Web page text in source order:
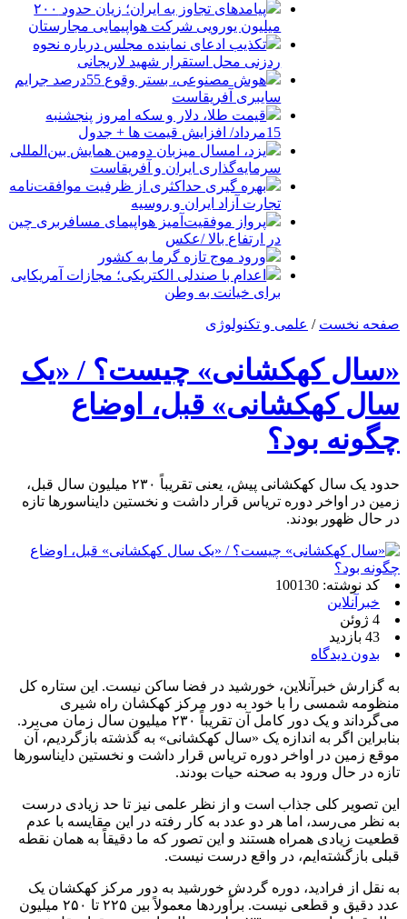
پیامدهای تجاوز به ایران؛ زیان حدود ۲۰۰
میلیون یورویی شرکت هواپیمایی مجارستان
تکذیب ادعای نماینده مجلس درباره نحوه
ردزنی محل استقرار شهید لاریجانی
هوش مصنوعی، بستر وقوع 55درصد جرایم
سایبری آفریقاست
قیمت طلا، دلار و سکه امروز پنجشنبه
15مرداد/ افزایش قیمت ها + جدول
یزد، امسال میزبان دومین همایش بین‌المللی
سرمایه‌گذاری ایران و آفریقاست
بهره گیری حداکثری از ظرفیت موافقت‌نامه
تجارت آزاد ایران و روسیه
پرواز موفقیت‌آمیز هواپیمای مسافربری چین
در ارتفاع بالا /عکس
ورود موج تازه گرما به کشور
اعدام با صندلی الکتریکی؛ مجازات آمریکایی
برای خیانت به وطن
صفحه نخست / علمی و تکنولوژی
«سال کهکشانی» چیست؟ / «یک
سال کهکشانی» قبل، اوضاع
چگونه بود؟
حدود یک سال کهکشانی پیش، یعنی تقریباً ۲۳۰ میلیون سال قبل،
زمین در اواخر دوره تریاس قرار داشت و نخستین دایناسورها تازه
در حال ظهور بودند.
کد نوشته: 100130
خبرآنلاین
4 ژوئن
43 بازدید
بدون دیدگاه
به گزارش خبرآنلاین، خورشید در فضا ساکن نیست. این ستاره کل
منظومه شمسی را با خود به دور مرکز کهکشان راه شیری
می‌گرداند و یک دور کامل آن تقریباً ۲۳۰ میلیون سال زمان می‌برد.
بنابراین اگر به اندازه یک «سال کهکشانی» به گذشته بازگردیم، آن
موقع زمین در اواخر دوره تریاس قرار داشت و نخستین دایناسورها
تازه در حال ورود به صحنه حیات بودند.
این تصویر کلی جذاب است و از نظر علمی نیز تا حد زیادی درست
به نظر می‌رسد، اما هر دو عدد به کار رفته در این مقایسه با عدم
قطعیت زیادی همراه هستند و این تصور که ما دقیقاً به همان نقطه
قبلی بازگشته‌ایم، در واقع درست نیست.
به نقل از فرادید، دوره گردش خورشید به دور مرکز کهکشان یک
عدد دقیق و قطعی نیست. برآوردها معمولاً بین ۲۲۵ تا ۲۵۰ میلیون